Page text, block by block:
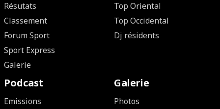
Résutats
Classement
Forum Sport
Sport Express
Galerie
Top Oriental
Top Occidental
Dj résidents
Podcast
Emissions
Galerie
Photos